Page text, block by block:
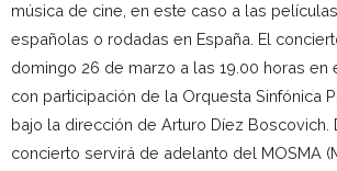
música de cine, en este caso a las
españolas o rodadas en España. El
domingo 26 de marzo a las 19.00 horas en
con participación de la Orquesta Sinfónica
bajo la dirección de Arturo Díez Boscovich.
concierto servirá de adelanto del MOSMA